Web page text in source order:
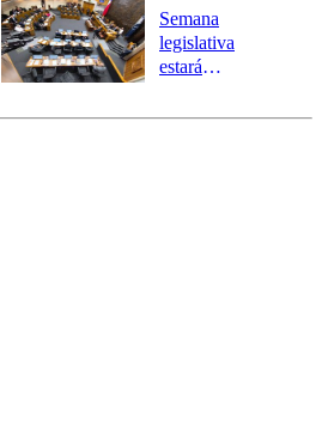
Preventiva en
tres comunas
Semana
legislativa
estará
el fin de la